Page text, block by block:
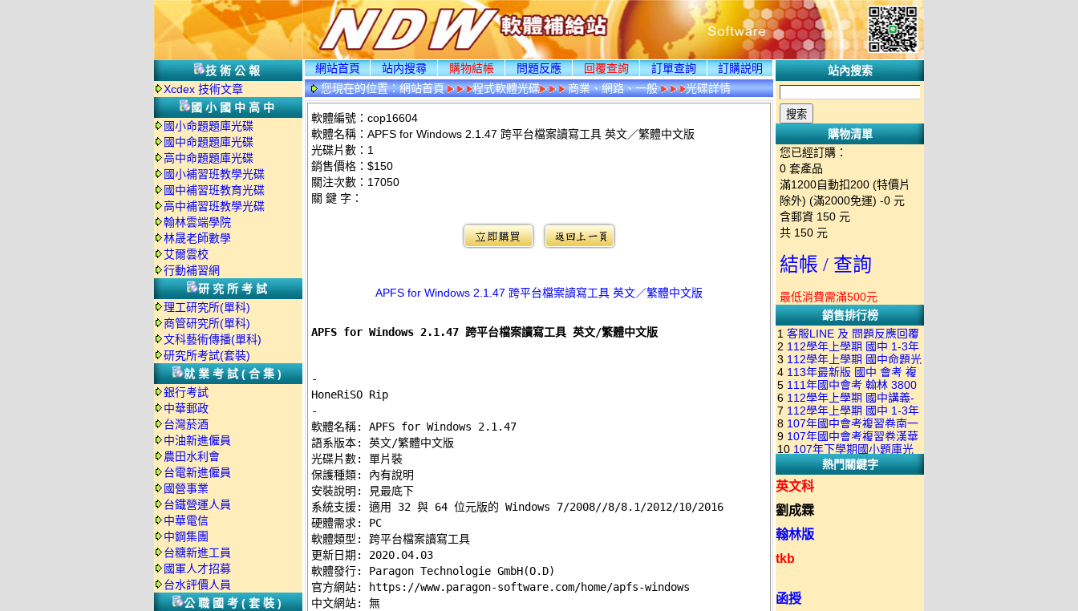
技術公報
Xcdex 技術文章
國小國中高中
國小命題題庫光碟
國中命題題庫光碟
高中命題題庫光碟
國小補習班教學光碟
國中補習班教育光碟
高中補習班教學光碟
翰林雲端學院
林晟老師數學
艾爾雲校
行動補習網
研究所考試
理工研究所(單科)
商管研究所(單科)
文科藝術傳播(單科)
研究所考試(套裝)
就業考試(合集)
銀行考試
中華郵政
台灣菸酒
中油新進僱員
農田水利會
台電新進僱員
國營事業
台鐵營運人員
中華電信
中鋼集團
台糖新進工員
國軍人才招募
台水評價人員
公職國考(套裝)
網站首頁 站内搜尋 購物結帳 問題反應 回覆查詢 訂單查詢
訂購説明
您現在的位置：網站首頁 程式軟體光碟 商業、網路、一般 光碟詳情
軟體編號：cop16604
軟體名稱：APFS for Windows 2.1.47 跨平台檔案讀寫工具 英文／繁體中文版
光碟片數：1
銷售價格：$150
關注次數： 17050
關 鍵 字：
APFS for Windows 2.1.47 跨平台檔案讀寫工具 英文／繁體中文版
APFS for Windows 2.1.47 跨平台檔案讀寫工具 英文/繁體中文版
-
-
軟體名稱: APFS for Windows 2.1.47
語系版本: 英文/繁體中文版
光碟片數: 單片裝
保護種類: 內有說明
安裝說明:
見最底下
系統支援: 適用 32 與 64 位元版的 Windows 7/2008//8/8.1/2012/10/2016
硬體需求: PC
軟體類型: 跨平台檔案讀寫工具
更新日期: 2020.04.03
軟體發行: Paragon Technologie GmbH(O.D)
官方網站:
https://www.paragon-software.com/home/apfs-windows
中文網站: 無
站內搜索
購物清單
您已經訂購：
0 套產品
滿1200自動扣200 (特價片
除外) (滿2000免運) -0 元
含郵資 150 元
共 150 元
結帳 / 查詢
最低消費需滿500元
銷售排行榜
1 客服LINE 及 問題反應回覆
方式 下單後出現訂單編號就
是訂購成功 不會有回覆信
2 112學年上學期 國中 1-3年
級 校用卷 (含南一.康軒.翰林.
全科目.全部卷.含解答)完整版
(2DVD)
3 112學年上學期 國中命題光
碟 康軒版 1-3年級(含108課
綱)(全年級、全領域) 題庫光
碟(不包含：藝文+綜合+健體)
4 113年最新版 國中 會考 複
習卷講義 共18卷(含南一百分
百EZ+南一超會考+康軒麻辣
+康軒會考勝經+康軒易點通
+康軒圖解E點通+漢華大聯盟
+翰林大滿貫+翰林橘子+翰林
Lite輕+翰林主題探索+奇鼎
KO+奇鼎進會考+金安新思維
+金安雙向溝通+金安會考
735+建弘細說.活用+漢華達
陣)全科目合輯版(3片裝)
5 111年國中會考 翰林 3800
應用題彙編 + 南一 3688 應用
題彙編+南一歷屆試題+康軒
3800+ 應用題彙編 1-3年級 卷
類光碟
6 112學年上學期 國中講義-
題型較難(康軒新挑戰麻辣講
義+翰林超級翰將講義+南一學
習標竿講義) 1-3年級 合輯版
DVD版
7 112學年上學期 國中 1-3年
級 習作解答+課本解答(含康
軒.南一.翰林全版本.全科目)
合輯版 DVD版
8 107年國中會考複習卷南一
版 ( 點線面 )全科目.九科含解
答.合輯正式版
9 107年國中會考複習卷漢華
版 ( 達陣 ) 全科目.八科含解
答.合輯正式版
10 107年下學期國小題庫光
碟-南一版（1～6年級）全科
目合輯版 (三片裝)
熱門關鍵字
英文科
劉成霖
翰林版
tkb
函授